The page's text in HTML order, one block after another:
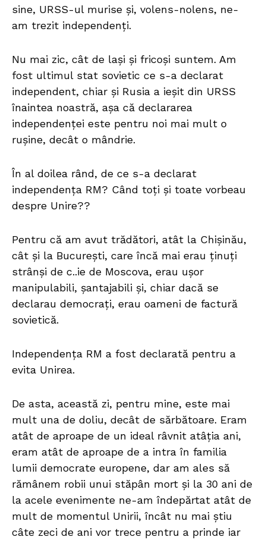
sine, URSS-ul murise și, volens-nolens, ne-
am trezit independenți.
Nu mai zic, cât de lași și fricoși suntem. Am
fost ultimul stat sovietic ce s-a declarat
independent, chiar și Rusia a ieșit din URSS
înaintea noastră, așa că declararea
independenței este pentru noi mai mult o
rușine, decât o mândrie.
În al doilea rând, de ce s-a declarat
independența RM? Când toți și toate vorbeau
despre Unire??
Pentru că am avut trădători, atât la Chișinău,
cât și la București, care încă mai erau ținuți
strânși de c..ie de Moscova, erau ușor
manipulabili, șantajabili și, chiar dacă se
declarau democrați, erau oameni de factură
sovietică.
Independența RM a fost declarată pentru a
evita Unirea.
De asta, această zi, pentru mine, este mai
mult una de doliu, decât de sărbătoare. Eram
atât de aproape de un ideal râvnit atâția ani,
eram atât de aproape de a intra în familia
lumii democrate europene, dar am ales să
rămânem robii unui stăpân mort și la 30 ani de
la acele evenimente ne-am îndepărtat atât de
mult de momentul Unirii, încât nu mai știu
câte zeci de ani vor trece pentru a prinde iar